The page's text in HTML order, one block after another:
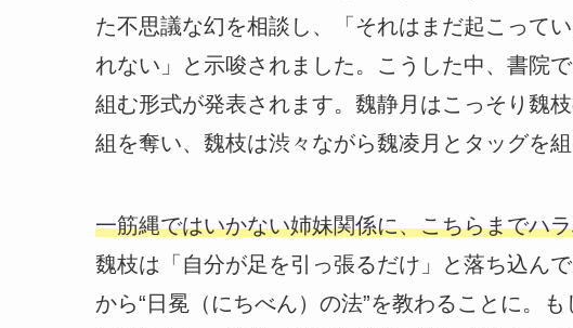
た不思議な幻を相談し、「それはまだ起こって
れない」と示唆されました。こうした中、書院
組む形式が発表されます。魏静月はこっそり魏
組を奪い、魏枝は渋々ながら魏凌月とタッグを組
一筋縄ではいかない姉妹関係に、こちらまでハ
魏枝は「自分が足を引っ張るだけ」と落ち込ん
から“日冕（にちべん）の法”を教わることに。